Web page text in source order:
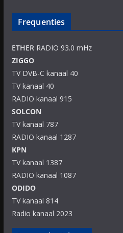
Frequenties
ETHERRADIO 93.0 mHz
ZIGGO
TV DVB-C kanaal 40
TV kanaal 40
RADIO kanaal 915
SOLCON
TV kanaal 787
RADIO kanaal 1287
KPN
TV kanaal 1387
RADIO kanaal 1087
ODIDO
TV kanaal 814
Radio kanaal 2023